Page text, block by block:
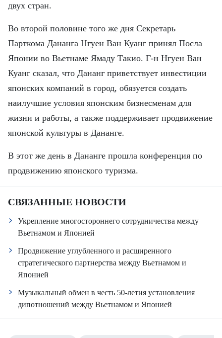
двух стран.
Во второй половине того же дня Секретарь
Парткома Дананга Нгуен Ван Куанг принял Посла
Японии во Вьетнаме Ямаду Такио. Г-н Нгуен Ван
Куанг сказал, что Дананг приветствует инвестиции
японских компаний в город, обязуется создать
наилучшие условия японским бизнесменам для
жизни и работы, а также поддерживает продвижение
японской культуры в Дананге.
В этот же день в Дананге прошла конференция по
продвижению японского туризма.
СВЯЗАННЫЕ НОВОСТИ
Укрепление многостороннего сотрудничества между
Вьетнамом и Японией
Продвижение углубленного и расширенного
стратегического партнерства между Вьетнамом и
Японией
Музыкальный обмен в честь 50-летия установления
дипотношений между Вьетнамом и Японией